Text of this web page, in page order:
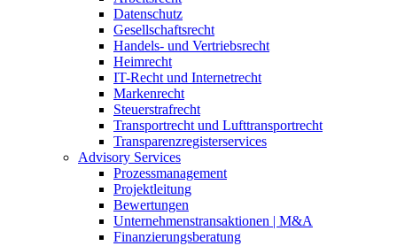
Datenschutz
Gesellschaftsrecht
Handels- und Vertriebsrecht
Heimrecht
IT-Recht und Internetrecht
Markenrecht
Steuerstrafrecht
Transportrecht und Lufttransportrecht
Transparenzregisterservices
Advisory Services
Prozessmanagement
Projektleitung
Bewertungen
Unternehmenstransaktionen | M&A
Finanzierungsberatung